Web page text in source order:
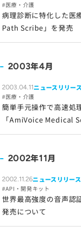
よくあるご質問
お問い合わせ
サイトマップ
サイトのご利用につい
ソーシャルメディアポ
労働者派遣事業に関わ
メールマガジン
医療・介護
病理診断に特化した医
Path Scribe」を発売
2003年4月
2003.04.11ニュースリリース
医療・介護
簡単手元操作で高速処
「AmiVoice Medical
2002年11月
2002.11.26ニュースリリース
API・開発キット
世界最高強度の音声認
発売について